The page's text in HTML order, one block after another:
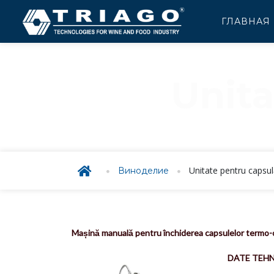
ГЛАВНАЯ
Виноделие Unitate pentru
Mașină manuală pentru închiderea capsulelor
DATE